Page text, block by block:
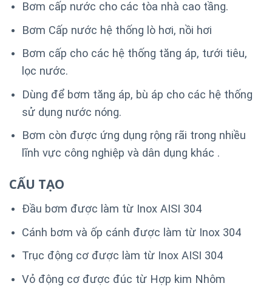
Bơm cấp nước cho các tòa nhà cao tầng.
Bơm Cấp nước hệ thống lò hơi, nồi hơi
Bơm cấp cho các hệ thống tăng áp, tưới tiêu,
lọc nước.
Dùng để bơm tăng áp, bù áp cho các hệ thống
sử dụng nước nóng.
Bơm còn được ứng dụng rộng rãi trong nhiều
lĩnh vực công nghiệp và dân dụng khác .
CẤU TẠO
Đầu bơm được làm từ Inox AISI 304
Cánh bơm và ốp cánh được làm từ Inox 304
Trục động cơ được làm từ Inox AISI 304
Vỏ động cơ được đúc từ Hợp kim Nhôm